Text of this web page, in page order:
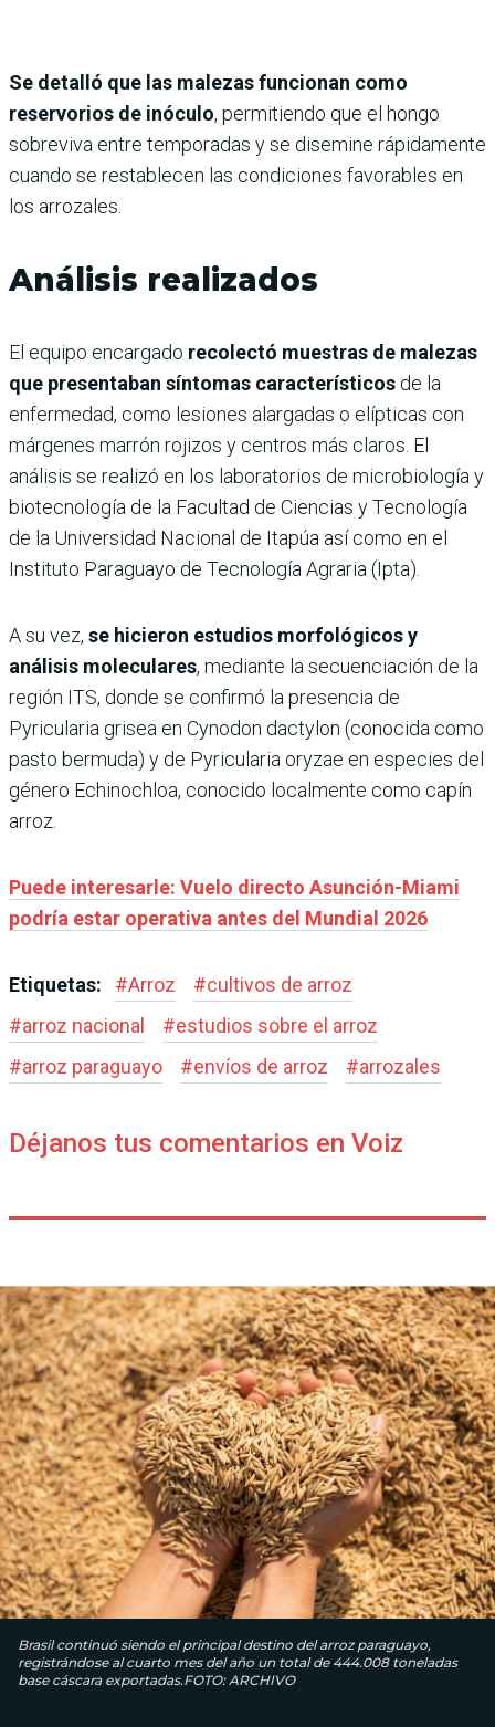
Se detalló que las malezas funcionan como
reservorios de inóculo, permitiendo que el hongo
sobreviva entre temporadas y se disemine rápidamente
cuando se restablecen las condiciones favorables en
los arrozales.
Análisis realizados
El equipo encargado recolectó muestras de malezas
que presentaban síntomas característicos de la
enfermedad, como lesiones alargadas o elípticas con
márgenes marrón rojizos y centros más claros. El
análisis se realizó en los laboratorios de microbiología y
biotecnología de la Facultad de Ciencias y Tecnología
de la Universidad Nacional de Itapúa así como en el
Instituto Paraguayo de Tecnología Agraria (Ipta).
A su vez, se hicieron estudios morfológicos y
análisis moleculares, mediante la secuenciación de la
región ITS, donde se confirmó la presencia de
Pyricularia grisea en Cynodon dactylon (conocida como
pasto bermuda) y de Pyricularia oryzae en especies del
género Echinochloa, conocido localmente como capín
arroz.
Puede interesarle: Vuelo directo Asunción-Miami
podría estar operativa antes del Mundial 2026
Etiquetas: #Arroz #cultivos de arroz
#arroz nacional #estudios sobre el arroz
#arroz paraguayo #envíos de arroz #arrozales
Déjanos tus comentarios en Voiz
Brasil continuó siendo el principal destino del arroz paraguayo,
registrándose al cuarto mes del año un total de 444.008 toneladas
base cáscara exportadas.FOTO: ARCHIVO